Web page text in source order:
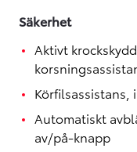
Säkerhet
Aktivt
Körfilsassistans,
Automatiskt
av/på-knapp